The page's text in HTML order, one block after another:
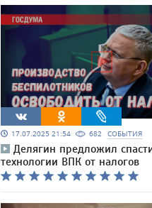
17.07.2025 21:54 682 СОБЫТИЯ
Делягин предложил
технологии ВПК от налогов